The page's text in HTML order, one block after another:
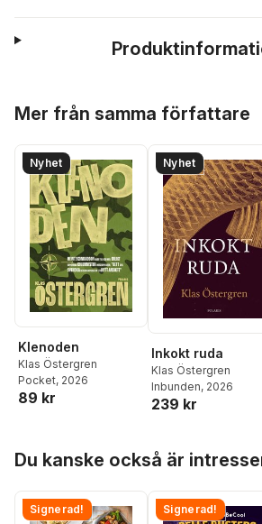
Mer från samma författare
Nyhet
Klenoden
Klas Östergren
Pocket, 2026
89 kr
Nyhet
Inkokt ruda
Klas Östergren
Inbunden, 2026
239 kr
Du kanske också är
Signerad! Signerad!